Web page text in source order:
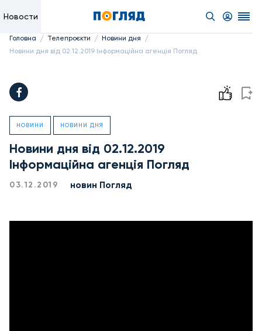
Новости
Головна / Телепроєкти / Новини дня /
Новини дня від 02.12.2019 Інформаційна агенція Погляд
НОВИНИ НОВИНИ ДНЯ
Новини дня від 02.12.2019
Інформаційна агенція Погляд
03.12.2019 новин Погляд